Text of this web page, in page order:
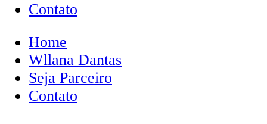
Contato
Home
Wllana Dantas
Seja Parceiro
Contato